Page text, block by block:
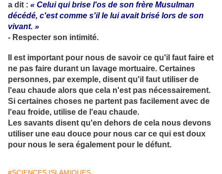
a dit : « Celui qui brise l'os de son frère Musulman
décédé, c'est comme s'il le lui avait brisé lors de son
vivant. »
- Respecter son intimité.
Il est important pour nous de savoir ce qu'il faut faire et
ne pas faire durant un lavage mortuaire. Certaines
personnes, par exemple, disent qu'il faut utiliser de
l'eau chaude alors que cela n'est pas nécessairement.
Si certaines choses ne partent pas facilement avec de
l'eau froide, utilise de l'eau chaude.
Les savants disent qu'en dehors de cela nous devons
utiliser une eau douce pour nous car ce qui est doux
pour nous le sera également pour le défunt.